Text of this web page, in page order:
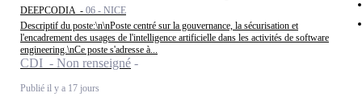
DEEPCODIA - 06 - NICE
Descriptif du poste:\n\nPoste centré sur la gouvernance, la sécurisation et
l'encadrement des usages de l'intelligence artificielle dans les activités de software
engineering.\nCe poste s'adresse à...
CDI - Non renseigné
Publié il y a 17 jours